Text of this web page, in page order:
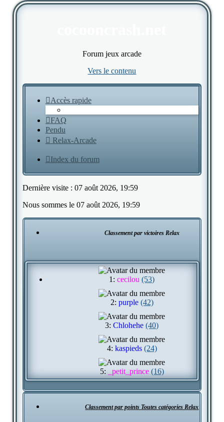
Forum jeux arcade
Vers le contenu
Accès rapide
FAQ
Pendu
Relax-Arcade
Index du forum
Dernière visite : 07 août 2026, 19:59
Nous sommes le 07 août 2026, 19:59
Classement par victoires Relax
1:cecilou (53)
2: purple (42)
3:Chlohehe (40)
4: kaspieds (24)
5: _petit_prince (16)
Classement par points Toutes catégories Relax